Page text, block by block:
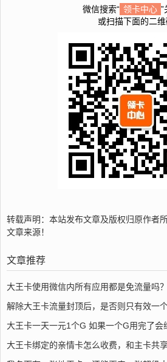
微信搜索“ 领卡中心 ”
或扫描下面的二
转载声明：本站发布文章及版权归原作者
文章来源！
文章推荐
大王卡使用微信内所有应用都是免流量吗？